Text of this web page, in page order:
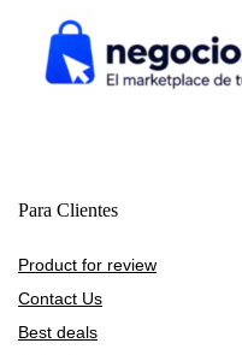
Para Clientes
Product for review
Contact Us
Best deals